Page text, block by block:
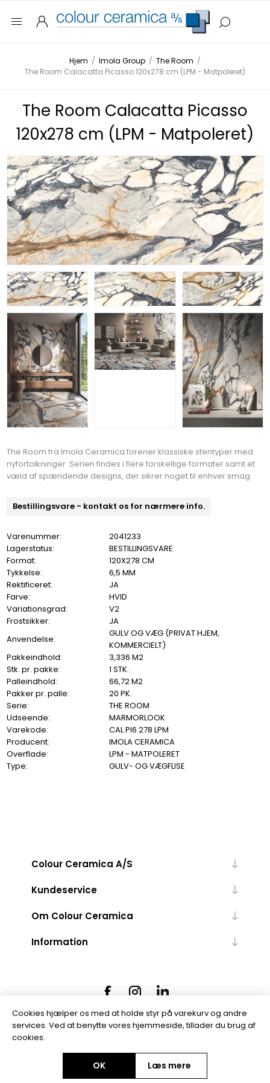
Hjem / Imola Group / The Room /
The Room Calacatta Picasso 120x278 cm (LPM - Matpoleret)
The Room Calacatta Picasso
120x278 cm (LPM - Matpoleret)
The Room fra Imola Ceramica forener klassiske stentyper med
nyfortolkninger. Serien findes i flere forskellige formater samt et
væld af spændende designs, der sikrer noget til enhver smag.
Bestillingsvare - kontakt os for nærmere info.
Varenummer:
2041233
Lagerstatus:
BESTILLINGSVARE
Format:
120X278 CM
Tykkelse:
6,5 MM
Rektificeret:
JA
Farve:
HVID
Variationsgrad:
V2
Frostsikker:
JA
Anvendelse:
GULV OG VÆG (PRIVAT HJEM,
KOMMERCIELT)
Pakkeindhold:
3,336 M2
Stk. pr. pakke:
1 STK.
Palleindhold:
66,72 M2
Pakker pr. palle:
20 PK.
Serie:
THE ROOM
Udseende:
MARMORLOOK
Varekode:
CAL PI6 278 LPM
Producent:
IMOLA CERAMICA
Overflade:
LPM - MATPOLERET
Type:
GULV- OG VÆGFLISE
Colour Ceramica A/S
Kundeservice
Om Colour Ceramica
Information
Powered bynopCommerce
Copyright © 2026 Colour Ceramica A/S. Alle rettigheder forbeholdt.
Cookies hjælper os med at holde styr på varekurv og andre
services. Ved at benytte vores hjemmeside, tillader du brug af
cookies.
OK Læs mere